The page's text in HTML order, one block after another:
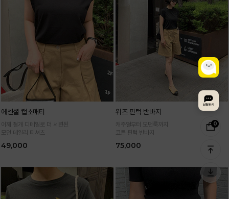
0
에센셜 캡소매티
어깨 절개 디테일로 더 세련된
모던 데일리 티셔츠
49,000
위즈 핀턱 반바지
캐주얼부터 모던룩까지
코튼 핀턱 반바지
75,000